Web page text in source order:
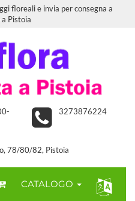
floreali e invia per consegna a
Pistoia
3273876224
78/80/82, Pistoia
CATALOGO